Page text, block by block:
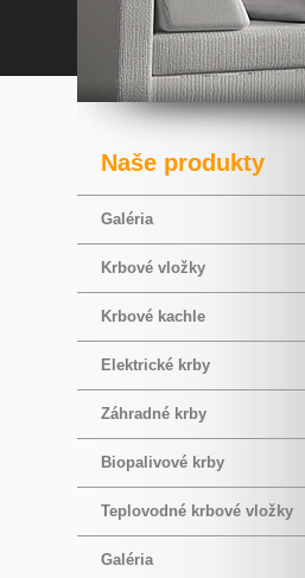
Naše produkty
Galéria
Krbové vložky
Krbové kachle
Elektrické krby
Záhradné krby
Biopalivové krby
Teplovodné krbové vložky
Galéria